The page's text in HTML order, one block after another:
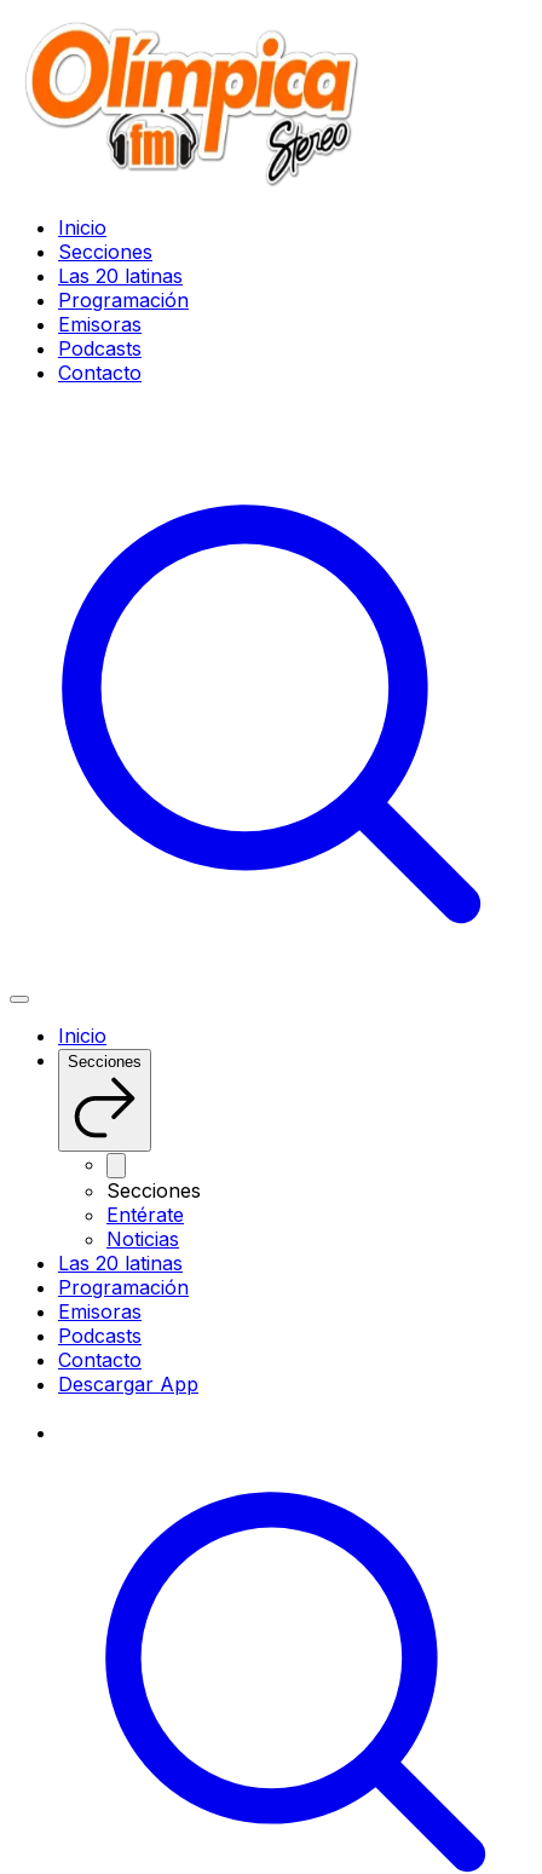
Inicio
Secciones
Las 20 latinas
Programación
Emisoras
Podcasts
Contacto
Inicio
Secciones
Secciones
Entérate
Noticias
Las 20 latinas
Programación
Emisoras
Podcasts
Contacto
Descargar App